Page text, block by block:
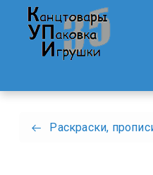
Раскраски,